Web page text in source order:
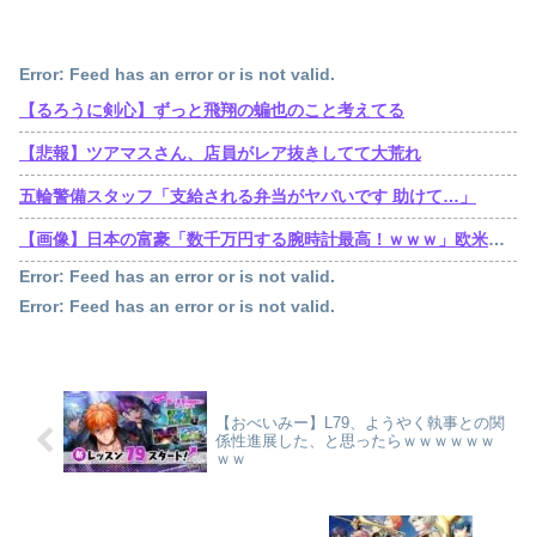
Error: Feed has an error or is not valid.
【るろうに剣心】ずっと飛翔の蝙也のこと考えてる
【悲報】ツアマスさん、店員がレア抜きしてて大荒れ
五輪警備スタッフ「支給される弁当がヤバいです 助けて…」
【画像】日本の富豪「数千万円する腕時計最高！ｗｗｗ」欧米の大富豪「…」
Error: Feed has an error or is not valid.
Error: Feed has an error or is not valid.
【おべいみー】L79、ようやく執事との関
係性進展した、と思ったらｗｗｗｗｗｗ
ｗｗ